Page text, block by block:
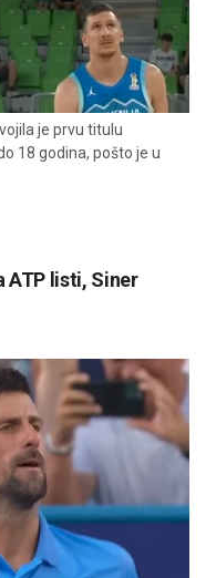
je prvu titulu
18 godina, pošto je u
ATP listi, Siner